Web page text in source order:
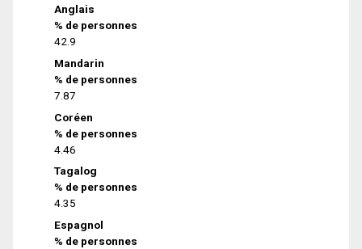
Anglais
% de personnes
42.9
Mandarin
% de personnes
7.87
Coréen
% de personnes
4.46
Tagalog
% de personnes
4.35
Espagnol
% de personnes